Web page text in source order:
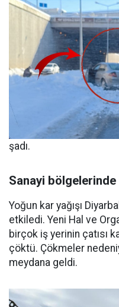
şadı.
Sanayi bölgelerinde
Yoğun kar yağışı
etkiledi. Yeni Hal ve
birçok iş yerinin çatısı
çöktü. Çökmeler
meydana geldi.